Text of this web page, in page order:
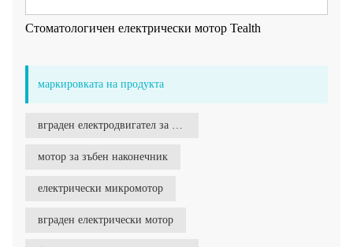
Стоматологичен електрически мотор Tealth
маркировката на продукта
мотор за зъбен наконечник
електрически микромотор
вграден електрически мотор